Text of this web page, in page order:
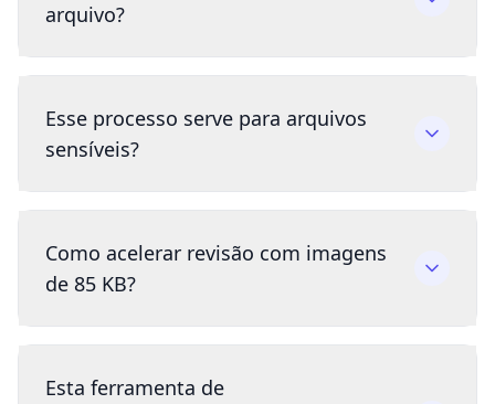
arquivo?
Esse processo serve para arquivos
sensíveis?
Como acelerar revisão com imagens
de 85 KB?
Esta ferramenta de